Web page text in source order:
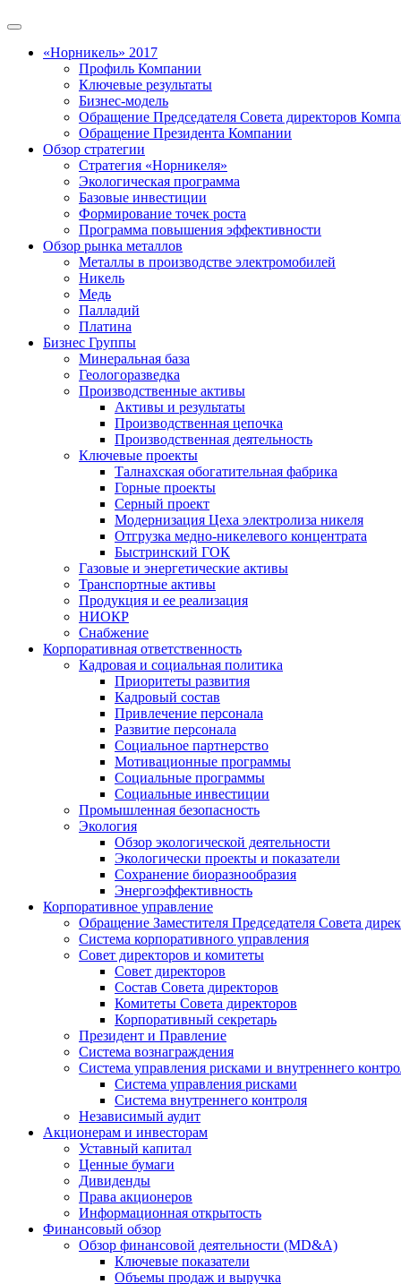
«Норникель» 2017
Профиль Компании
Ключевые результаты
Бизнес-модель
Обращение Председателя Совета директоров
Обращение Президента Компании
Обзор стратегии
Стратегия «Норникеля»
Экологическая программа
Базовые инвестиции
Формирование точек роста
Программа повышения эффективности
Обзор рынка металлов
Металлы в производстве электромобилей
Никель
Медь
Палладий
Платина
Бизнес Группы
Минеральная база
Геологоразведка
Производственные активы
Активы и результаты
Производственная цепочка
Производственная деятельность
Ключевые проекты
Талнахская обогатительная фабрика
Горные проекты
Серный проект
Модернизация Цеха электролиза никеля
Отгрузка медно-никелевого концентрата
Быстринский ГОК
Газовые и энергетические активы
Транспортные активы
Продукция и ее реализация
НИОКР
Снабжение
Корпоративная ответственность
Кадровая и социальная политика
Приоритеты развития
Кадровый состав
Привлечение персонала
Развитие персонала
Социальное партнерство
Мотивационные программы
Социальные программы
Социальные инвестиции
Промышленная безопасность
Экология
Обзор экологической деятельности
Экологически проекты и показатели
Сохранение биоразнообразия
Энергоэффективность
Корпоративное управление
Обращение Заместителя Председателя Совета
Система корпоративного управления
Совет директоров и комитеты
Совет директоров
Состав Совета директоров
Комитеты Совета директоров
Корпоративный секретарь
Президент и Правление
Система вознаграждения
Система управления рисками и внутреннего
Система управления рисками
Система внутреннего контроля
Независимый аудит
Акционерам и инвесторам
Уставный капитал
Ценные бумаги
Дивиденды
Права акционеров
Информационная открытость
Финансовый обзор
Обзор финансовой деятельности (MD&A)
Ключевые показатели
Объемы продаж и выручка